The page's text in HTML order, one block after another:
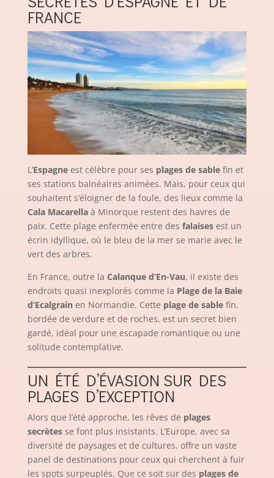
FRANCE
L’Espagneest célèbre pour ses plages de sablefin et
ses stations balnéaires animées. Mais, pour ceux qui
souhaitent s’éloigner de la foule, des lieux comme la
Cala Macarellaà Minorque restent des havres de
paix. Cette plage enfermée entre des falaisesest un
écrin idyllique, où le bleu de la mer se marie avec le
vert des arbres.
En France, outre la Calanque d’En-Vau, il existe des
endroits quasi inexplorés comme la Plage de la Baie
d’Ecalgrain en Normandie. Cette plage de sablefin,
bordée de verdure et de roches, est un secret bien
gardé, idéal pour une escapade romantique ou une
solitude contemplative.
UN ÉTÉ D’ÉVASION SUR DES
PLAGES D’EXCEPTION
Alors que l’été approche, les rêves de plages
secrètesse font plus insistants. L’Europe, avec sa
diversité de paysages et de cultures, offre un vaste
panel de destinations pour ceux qui cherchent à fuir
les spots surpeuplés. Que ce soit sur des plages de